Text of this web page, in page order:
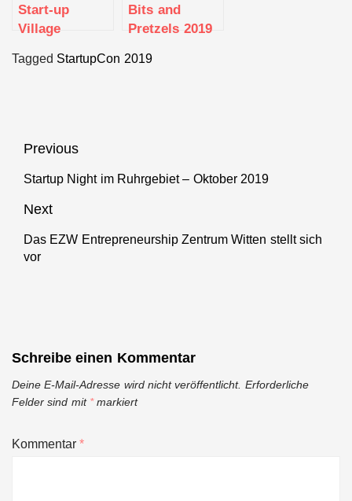
Start-up
Village
Messe Köln
Bits and
Pretzels 2019
Tagged StartupCon 2019
Beitragsnavigation
Previous
Previous
Startup Night im Ruhrgebiet – Oktober 2019
Next
Next
post:
Das EZW Entrepreneurship Zentrum Witten stellt sich
vor
Schreibe einen Kommentar
Deine E-Mail-Adresse wird nicht veröffentlicht. Erforderliche
Felder sind mit *markiert
Kommentar*